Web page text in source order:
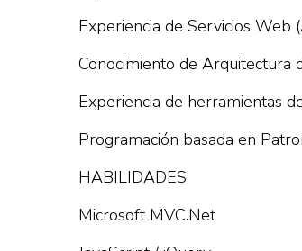
Experiencia de Servicios Web
Conocimiento de Arquitectura
Experiencia de herramientas
Programación basada en
HABILIDADES
Microsoft MVC.Net